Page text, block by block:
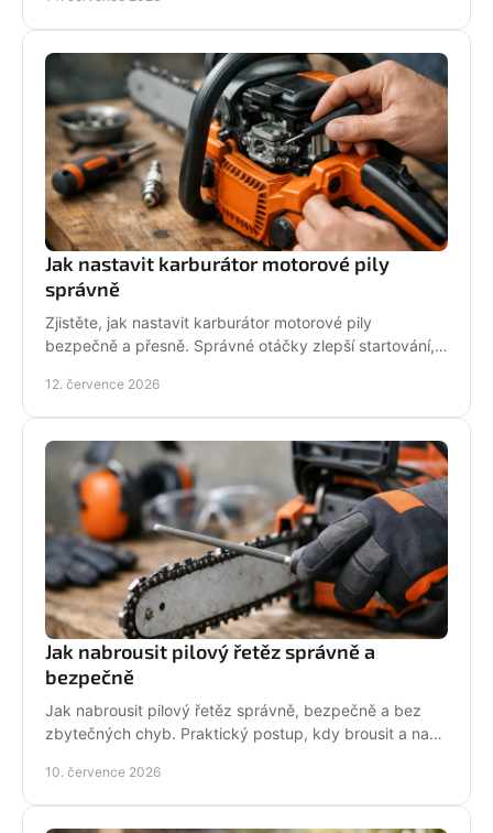
Jak nastavit karburátor motorové pily
správně
Zjistěte, jak nastavit karburátor motorové pily
bezpečně a přesně. Správné otáčky zlepší startování,
12. července 2026
Jak nabrousit pilový řetěz správně a
bezpečně
Jak nabrousit pilový řetěz správně, bezpečně a bez
zbytečných chyb. Praktický postup, kdy brousit a na
10. července 2026